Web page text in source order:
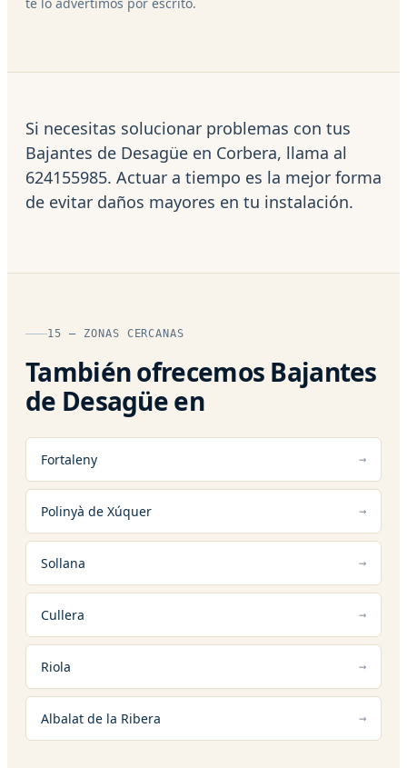
Si necesitas solucionar problemas con tus
Bajantes de Desagüe en Corbera, llama al
624155985. Actuar a tiempo es la mejor forma
de evitar daños mayores en tu instalación.
15 — ZONAS CERCANAS
También ofrecemos Bajantes
de Desagüe en
Fortaleny
Polinyà de Xúquer
Sollana
Cullera
Riola
Albalat de la Ribera